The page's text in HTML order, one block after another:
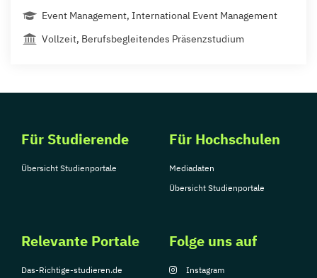
Event Management, International Event Management
Vollzeit, Berufsbegleitendes Präsenzstudium
Für Studierende
Übersicht Studienportale
Für Hochschulen
Mediadaten
Übersicht Studienportale
Relevante Portale
Das-Richtige-studieren.de
Folge uns auf
Instagram